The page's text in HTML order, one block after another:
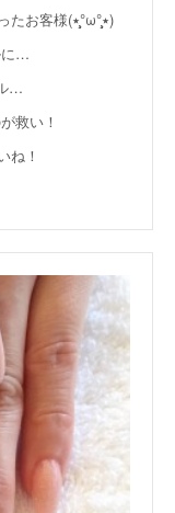
お仕事上、スカルプがNGになってしまったお客様(٭°̧̧̧ω°̧̧̧٭)
に…
…
救い！
ね！